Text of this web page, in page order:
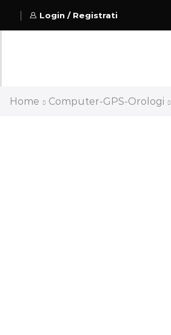
Login / Registrati
Home Computer-GPS-Orologi